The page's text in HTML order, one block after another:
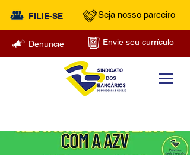
FILIE-SE Seja nosso parceiro
Denuncie Envie seu currículo